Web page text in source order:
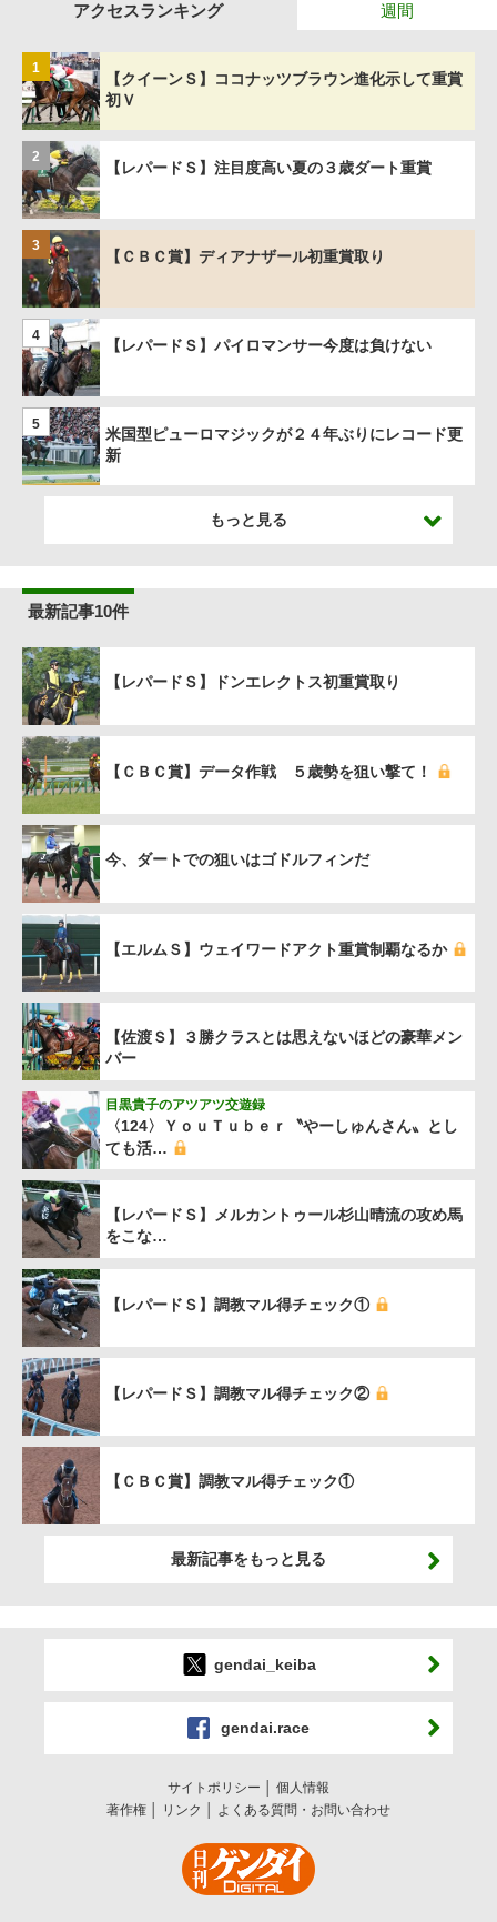
アクセスランキング 週間
1
【クイーンＳ】ココナッツブラウン進化示して重賞
初Ｖ
2
【レパードＳ】注目度高い夏の３歳ダート重賞
3
【ＣＢＣ賞】ディアナザール初重賞取り
4
【レパードＳ】パイロマンサー今度は負けない
5
米国型ピューロマジックが２４年ぶりにレコード更
新
もっと見る
最新記事10件
【レパードＳ】ドンエレクトス初重賞取り
【ＣＢＣ賞】データ作戦 ５歳勢を狙い撃て！
今、ダートでの狙いはゴドルフィンだ
【エルムＳ】ウェイワードアクト重賞制覇なるか
【佐渡Ｓ】３勝クラスとは思えないほどの豪華メン
バー
〈124〉ＹｏｕＴｕｂｅｒ〝やーしゅんさん〟とし
ても活…
目黒貴子のアツアツ交遊録
【レパードＳ】メルカントゥール杉山晴流の攻め馬
をこな…
【レパードＳ】調教マル得チェック①
【レパードＳ】調教マル得チェック②
【ＣＢＣ賞】調教マル得チェック①
最新記事をもっと見る
gendai_keiba
gendai.race
サイトポリシー
個人情報
著作権
リンク よくある質問・お問い合わせ